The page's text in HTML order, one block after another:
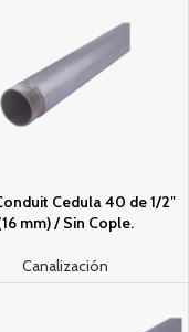
Cedula 40 de 1/2″
mm) / Sin Cople.
Canalización